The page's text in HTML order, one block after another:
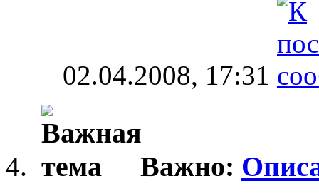
02.04.2008, 17:31
Важно: